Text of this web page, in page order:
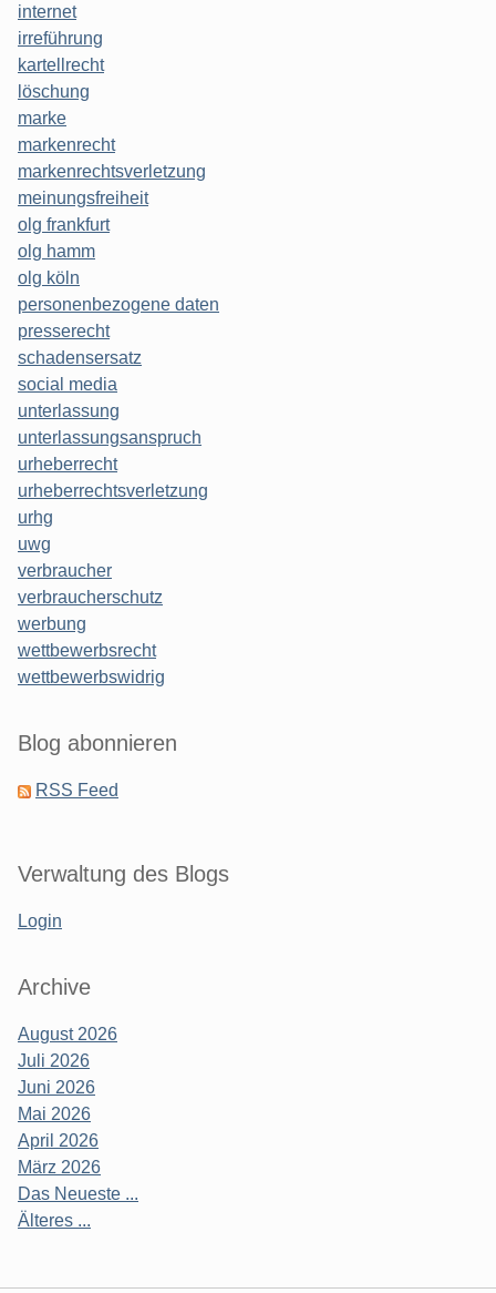
internet
irreführung
kartellrecht
löschung
marke
markenrecht
markenrechtsverletzung
meinungsfreiheit
olg frankfurt
olg hamm
olg köln
personenbezogene daten
presserecht
schadensersatz
social media
unterlassung
unterlassungsanspruch
urheberrecht
urheberrechtsverletzung
urhg
uwg
verbraucher
verbraucherschutz
werbung
wettbewerbsrecht
wettbewerbswidrig
Blog abonnieren
RSS Feed
Verwaltung des Blogs
Login
Archive
August 2026
Juli 2026
Juni 2026
Mai 2026
April 2026
März 2026
Das Neueste ...
Älteres ...